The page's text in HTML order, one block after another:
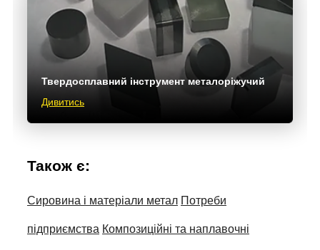
Твердосплавний інструмент металоріжучий
Дивитись
Також є:
Сировина і матеріали метал Потреби
підприємства Композиційні та наплавочні